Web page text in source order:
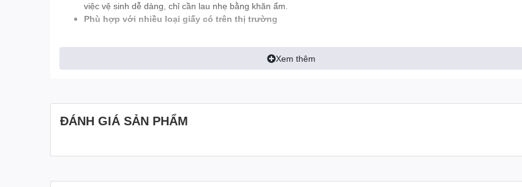
việc vệ sinh dễ dàng, chỉ cần lau nhẹ bằng khăn ẩm.
Phù hợp với nhiều loại giấy có trên thị trường
Phạm vi sử dụng
ABS TC 927151 Trắng được ứng dụng chủ yếu trong các nhà vệ
Hộp đựng cuộn giấy lớn bằng nhựa ABS TC 927151 Trắng
bền bỉ. Hãy sở hữu ngay sản phẩm để nâng tầm đẳng cấp cho không gian của bạn!
Xem thêm
ĐÁNH GIÁ SẢN PHẨM